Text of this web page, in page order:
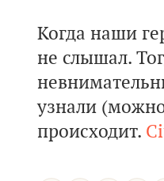
Когда наши
не слышал.
узнали
происходит.